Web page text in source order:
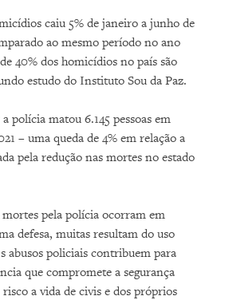
caiu 5% de janeiro a junho de
ao mesmo período no ano
40% dos homicídios no país são
estudo do Instituto Sou da Paz.
a polícia matou 6.145 pessoas em
– uma queda de 4% em relação a
pela redução nas mortes no estado
pela polícia ocorram em
defesa, muitas resultam do uso
abusos policiais contribuem para
que compromete a segurança
a vida de civis e dos próprios